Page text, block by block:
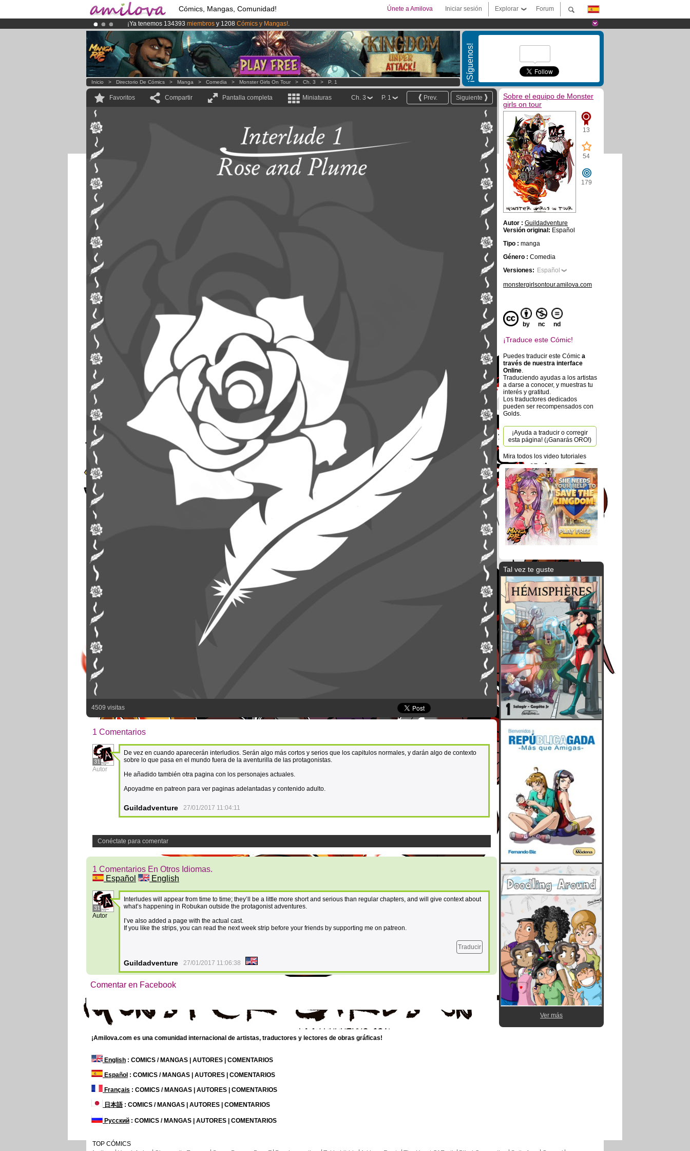
Cómics, Mangas, Comunidad! Forum
Explorar
Iniciar sesión
Únete a Amilova
¡Ya tenemos 134393 miembros y 1208 Cómics y Mangas!.
¡Conviertete en Premium por3.95 eurosal mes!Hazte Premium ya
El Kickstarter Amilova está desormado lanzado!.
¡Síguenos!
Inicio > Directorio De Cómics > Manga > Comedia > Monster Girls On Tour > Ch. 3 > P. 1
Favoritos Compartir Pantalla completa Miniaturas Siguiente
Prev.
P. 1
Ch. 3
4509 visitas
1 Comentarios
31
Autor
De vez en cuando aparecerán interludios. Serán algo más cortos y serios que los capitulos normales, y darán algo de contexto
sobre lo que pasa en el mundo fuera de la aventurilla de las protagonistas.
He añadido también otra pagina con los personajes actuales.
Apoyadme en patreon para ver paginas adelantadas y contenido adulto.
Guildadventure 27/01/2017 11:04:11
Conéctate para comentar
1 Comentarios En Otros Idiomas.
Español
English
31
Autor
Interludes will appear from time to time; they’ll be a little more short and serious than regular chapters, and will give context about
what’s happening in Robukan outside the protagonist adventures.
I’ve also added a page with the actual cast.
If you like the strips, you can read the next week strip before your friends by supporting me on patreon.
Traducir
Guildadventure 27/01/2017 11:06:38
Comentar en Facebook
Sobre el equipo de Monster
girls on tour
13
54
179
Autor : Guildadventure
Versión original: Español
Tipo : manga
Género : Comedia
Versiones: Español
monstergirlsontour.amilova.com
by nc nd
¡Traduce este Cómic!
Puedes traducir este Cómic a
través de nuestra interface
Online.
Traduciendo ayudas a los artistas
a darse a conocer, y muestras tu
interés y gratitud.
Los traductores dedicados
pueden ser recompensados con
Golds.
¡Ayuda a traducir o corregir
esta página! (¡Ganarás ORO!)
Mira todos los video tutoriales
Tal vez te guste
Ver más
¡Amilova.com es una comunidad internacional de artistas, traductores y lectores de obras gráficas!
English : COMICS / MANGAS | AUTORES | COMENTARIOS
Español : COMICS / MANGAS | AUTORES | COMENTARIOS
Français : COMICS / MANGAS | AUTORES | COMENTARIOS
日本語: COMICS / MANGAS | AUTORES | COMENTARIOS
Русский : COMICS / MANGAS | AUTORES | COMENTARIOS
TOP CÓMICS